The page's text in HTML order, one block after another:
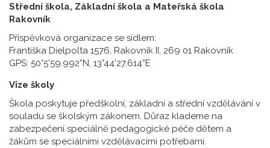
Střední škola, Základní škola a Mateřská škola
Rakovník
Příspěvková organizace se sídlem:
Františka Dielpolta 1576, Rakovník II, 269 01 Rakovník
GPS: 50°5’59.992”N, 13°44’27.614”E
Vize školy
Škola poskytuje předškolní, základní a střední vzdělávání v
souladu se školským zákonem. Důraz klademe na
zabezpečení speciálně pedagogické péče dětem a
žákům se speciálními vzdělávacími potřebami.